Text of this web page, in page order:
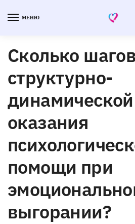
МЕНЮ
Сколько
структурно-
оказания
помощи при
выгорании?